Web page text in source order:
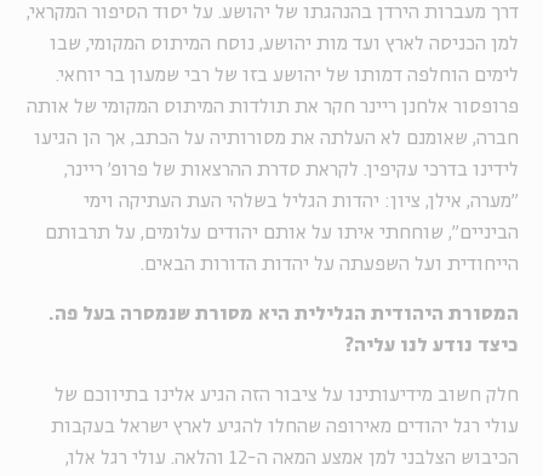
דרך מעברות הירדן בהנהגתו של יהושע. על יסוד הסיפור המקראי,
למן הכניסה לארץ ועד מות יהושע, נוסח המיתוס המקומי, שבו
לימים הוחלפה דמותו של יהושע בזו של רבי שמעון בר יוחאי.
פרופסור אלחנן ריינר חקר את תולדות המיתוס המקומי של אותה
חברה, שאומנם לא העלתה את מסורותיה על הכתב, אך הן הגיעו
לידינו בדרכי עקיפין. לקראת סדרת ההרצאות של פרופ' ריינר,
"מערה, אילן, ציון: יהדות הגליל בשלהי העת העתיקה וימי
הביניים", שוחחתי איתו על אותם יהודים עלומים, על תרבותם
הייחודית ועל השפעתה על יהדות הדורות הבאים.
המסורת היהודית הגלילית היא מסורת שנמסרה בעל פה.
כיצד נודע לנו עליה?
חלק חשוב מידיעותינו על ציבור הזה הגיע אלינו בתיווכם של
עולי רגל יהודים מאירופה שהחלו להגיע לארץ ישראל בעקבות
הכיבוש הצלבני למן אמצע המאה ה-12 והלאה. עולי רגל אלו,